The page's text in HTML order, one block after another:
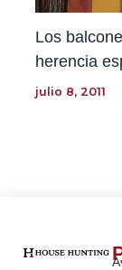
Los
herencia
julio 8, 2011